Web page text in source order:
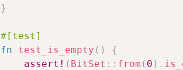
}
#[test]
fn
test_is_empty ( )
{
assert! ( BitSet :: from ( 0 ) .